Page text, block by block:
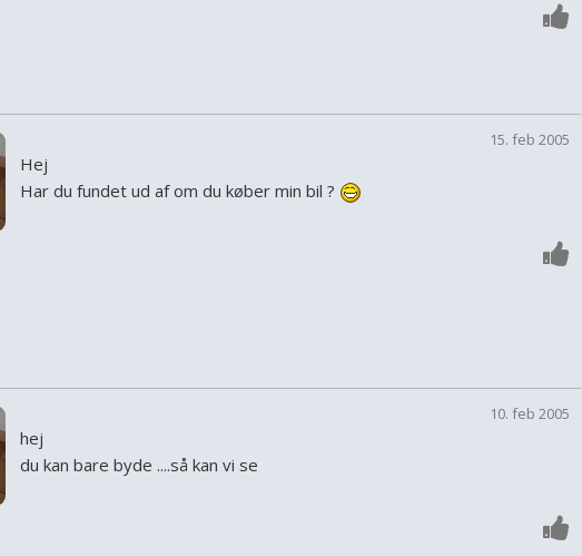
15. feb 2005
Hej
Har du fundet ud af om du køber min bil ?
10. feb 2005
hej
du kan bare byde ....så kan vi se